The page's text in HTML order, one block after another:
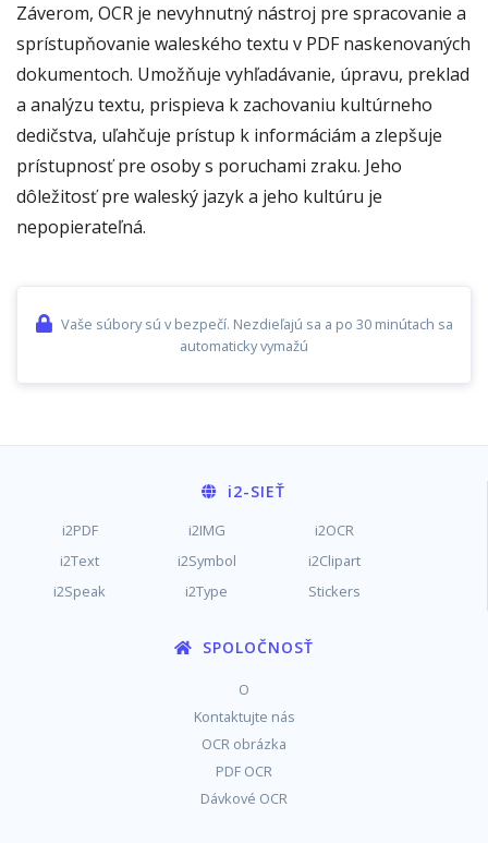
Záverom, OCR je nevyhnutný nástroj pre spracovanie a
sprístupňovanie waleského textu v PDF naskenovaných
dokumentoch. Umožňuje vyhľadávanie, úpravu, preklad
a analýzu textu, prispieva k zachovaniu kultúrneho
dedičstva, uľahčuje prístup k informáciám a zlepšuje
prístupnosť pre osoby s poruchami zraku. Jeho
dôležitosť pre waleský jazyk a jeho kultúru je
nepopierateľná.
Vaše súbory sú v bezpečí. Nezdieľajú sa a po 30 minútach sa
automaticky vymažú
i2-SIEŤ
i2PDF i2IMG
i2OCR
i2Text
i2Symbol
i2Clipart
i2Speak
i2Type Stickers
SPOLOČNOSŤ
O
Kontaktujte nás
OCR obrázka
PDF OCR
Dávkové OCR